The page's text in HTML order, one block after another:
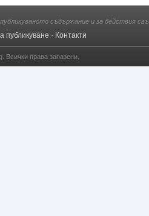
съдържание и за действия
публикуване · Контакти
. Всички права запазени.